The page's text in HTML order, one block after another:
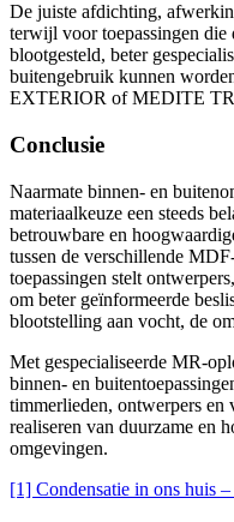
De juiste afdichting,
terwijl voor toepassingen die
blootgesteld, beter
buitengebruik kunnen
EXTERIOR of MEDITE
Conclusie
Naarmate binnen- en
materiaalkeuze een steeds
betrouwbare en
tussen de verschillende
toepassingen stelt
om beter geïnformeerde
blootstelling aan vocht, de
Met gespecialiseerde MR-
binnen- en
timmerlieden, ontwerpers en
realiseren van duurzame en
omgevingen.
[1] Condensatie in ons huis